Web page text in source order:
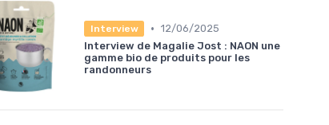
Interview • 12/06/2025
Interview de Magalie Jost : NAON une
gamme bio de produits pour les
randonneurs